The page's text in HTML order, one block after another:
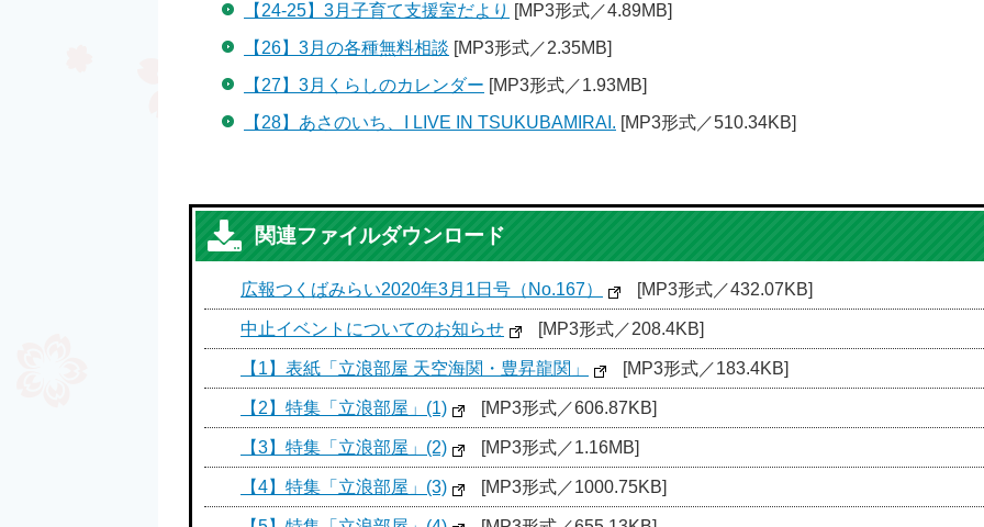
【24-25】3月子育て支援室だより [MP3形式／4.89MB]
【26】3月の各種無料相談 [MP3形式／2.35MB]
【27】3月くらしのカレンダー [MP3形式／1.93MB]
【28】あさのいち、I LIVE IN TSUKUBAMIRAI. [MP3形式／510.34KB]
関連ファイルダウンロード
広報つくばみらい2020年3月1日号（No.167） [MP3形式／432.07KB]
中止イベントについてのお知らせ [MP3形式／208.4KB]
【1】表紙「立浪部屋 天空海関・豊昇龍関」 [MP3形式／183.4KB]
【2】特集「立浪部屋」(1) [MP3形式／606.87KB]
【3】特集「立浪部屋」(2) [MP3形式／1.16MB]
【4】特集「立浪部屋」(3) [MP3形式／1000.75KB]